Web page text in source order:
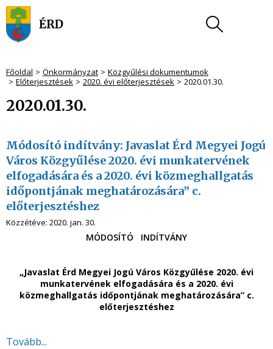
Főoldal Önkormányzat
Közgyűlési dokumentumok
Előterjesztések
2020. évi előterjesztések 2020.01.30.
2020.01.30.
Módosító indítvány: Javaslat Érd Megyei Jogú
Város Közgyűlése 2020. évi munkatervének
elfogadására és a 2020. évi közmeghallgatás
időpontjának meghatározására” c.
előterjesztéshez
Közzétéve: 2020. jan. 30.
MÓDOSÍTÓ INDÍTVÁNY
„Javaslat Érd Megyei Jogú Város Közgyűlése 2020. évi
munkatervének elfogadására és a 2020. évi
közmeghallgatás időpontjának meghatározására” c.
előterjesztéshez
Tovább...